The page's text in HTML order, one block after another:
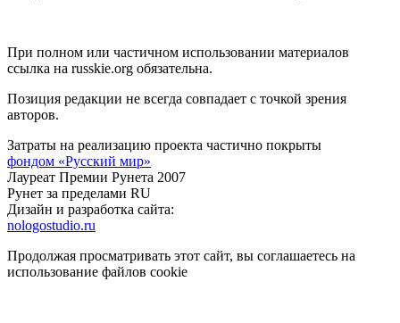
При полном или частичном использовании материалов
ссылка на russkie.org обязательна.
Позиция редакции не всегда совпадает с точкой зрения
авторов.
Затраты на реализацию проекта частично покрыты
фондом «Русский мир»
Лауреат Премии Рунета 2007
Рунет за пределами RU
Дизайн и разработка сайта:
nologostudio.ru
Продолжая просматривать этот сайт, вы соглашаетесь на
использование файлов cookie